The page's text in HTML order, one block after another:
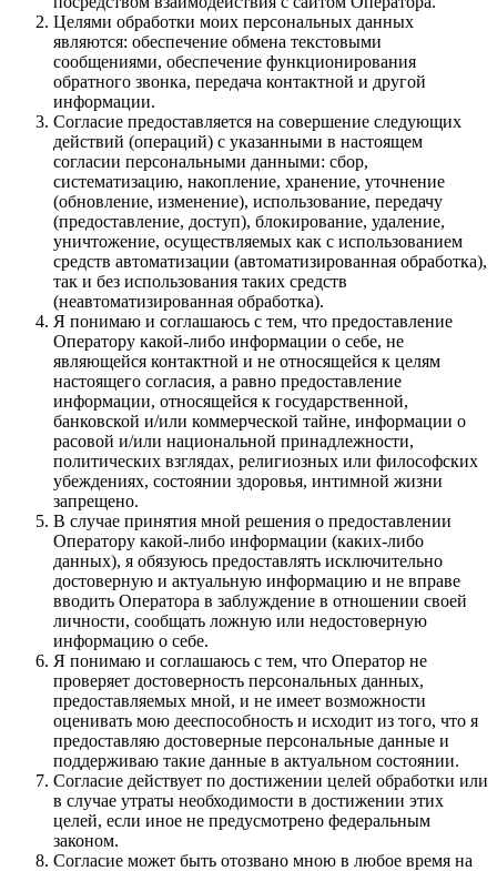
Целями обработки моих персональных данных
являются: обеспечение обмена текстовыми
сообщениями, обеспечение функционирования
обратного звонка, передача контактной и другой
информации.
Согласие предоставляется на совершение следующих
действий (операций) с указанными в настоящем
согласии персональными данными: сбор,
систематизацию, накопление, хранение, уточнение
(обновление, изменение), использование, передачу
(предоставление, доступ), блокирование, удаление,
уничтожение, осуществляемых как с использованием
средств автоматизации (автоматизированная обработка),
так и без использования таких средств
(неавтоматизированная обработка).
Я понимаю и соглашаюсь с тем, что предоставление
Оператору какой-либо информации о себе, не
являющейся контактной и не относящейся к целям
настоящего согласия, а равно предоставление
информации, относящейся к государственной,
банковской и/или коммерческой тайне, информации о
расовой и/или национальной принадлежности,
политических взглядах, религиозных или философских
убеждениях, состоянии здоровья, интимной жизни
запрещено.
В случае принятия мной решения о предоставлении
Оператору какой-либо информации (каких-либо
данных), я обязуюсь предоставлять исключительно
достоверную и актуальную информацию и не вправе
вводить Оператора в заблуждение в отношении своей
личности, сообщать ложную или недостоверную
информацию о себе.
Я понимаю и соглашаюсь с тем, что Оператор не
проверяет достоверность персональных данных,
предоставляемых мной, и не имеет возможности
оценивать мою дееспособность и исходит из того, что я
предоставляю достоверные персональные данные и
поддерживаю такие данные в актуальном состоянии.
Согласие действует по достижении целей обработки или
в случае утраты необходимости в достижении этих
целей, если иное не предусмотрено федеральным
законом.
Согласие может быть отозвано мною в любое время на